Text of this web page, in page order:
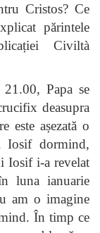
Cristos? Ce
părintele
Civiltà
Papa se
deasupra
este așezată o
Iosif dormind,
Iosif i-a revelat
luna ianuarie
am o imagine
În timp ce